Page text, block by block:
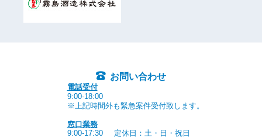
お問い合わせ
電話受付
9:00-18:00
※上記時間外も緊急案件受付致します。
窓口業務
9:00-17:30
定休日：土・日・祝日